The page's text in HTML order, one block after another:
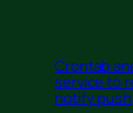
Crontab
service to
notify push